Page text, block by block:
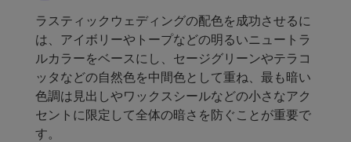
ラスティックウェディングの配色を成功させるに
は、アイボリーやトープなどの明るいニュートラ
ルカラーをベースにし、セージグリーンやテラコ
ッタなどの自然色を中間色として重ね、最も暗い
色調は見出しやワックスシールなどの小さなアク
セントに限定して全体の暗さを防ぐことが重要で
す。